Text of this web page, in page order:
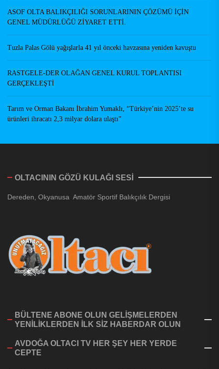
ASOF OLTA BALIKÇILIĞI SORUNLARININ ÇÖZÜMÜ İÇİN
GENEL MÜDÜRLÜĞÜ ZİYARET ETTİ.
Tuzla Palas Gölü yağışlarla 41 yıl önceki havzasına yeniden kavuştu
RASTGELE-DER OLAĞAN GENEL KURUL TOPLANTISI
GERÇEKLEŞTİ
Tarım ve Orman Bakanı İbrahim Yumaklı, “Türkiye’nin 2025’te su
ürünleri ihracatı 2,3 milyar dolara ulaştı”
OLTACININ GÖZÜ KULAĞI SESİ
Dereden, Okyanusa Amatör Sportif Balıkçılık Dergisi
BÜLTENE ABONE OLUN GELİŞMELERDEN
YENİLİKLERDEN İLK SİZ HABERDAR OLUN
AVDOĞA OLTACI TV HER ŞEY HER YERDE
CEPTE